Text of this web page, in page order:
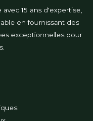
15 ans d'expertise,
en fournissant des
exceptionnelles pour